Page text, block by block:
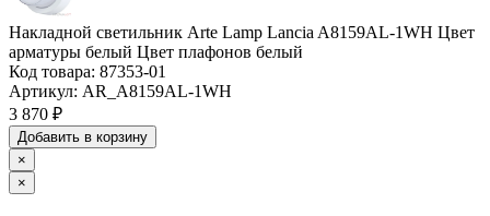
Накладной светильник Arte Lamp Lancia A8159AL-1WH Цвет
арматуры белый Цвет плафонов белый
Код товара: 87353-01
Артикул: AR_A8159AL-1WH
3 870 ₽
Добавить в корзину
×
×